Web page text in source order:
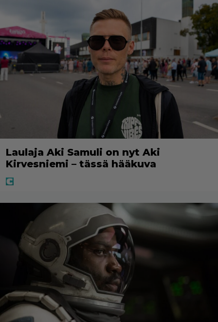
Laulaja Aki Samuli on nyt Aki
Kirvesniemi – tässä hääkuva